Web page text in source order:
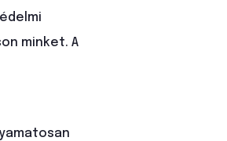
minket. A